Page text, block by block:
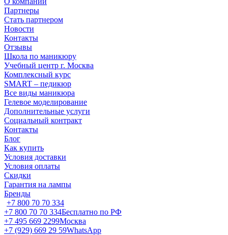
Партнеры
Стать партнером
Новости
Контакты
Отзывы
Школа по маникюру
Учебный центр г. Москва
Комплексный курс
SMART – педикюр
Все виды маникюра
Гелевое моделирование
Дополнительные услуги
Социальный контракт
Контакты
Блог
Как купить
Условия доставки
Условия оплаты
Скидки
Гарантия на лампы
Бренды
+7 800 70 70 334
+7 800 70 70 334Бесплатно по РФ
+7 495 669 2299Москва
+7 (929) 669 29 59WhatsApp